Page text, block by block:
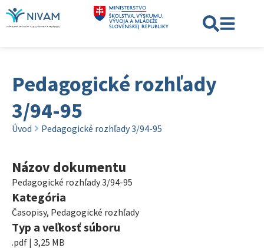
Pedagogické rozhľady
3/94-95
Úvod Pedagogické rozhľady 3/94-95
Názov dokumentu
Pedagogické rozhľady 3/94-95
Kategória
Časopisy, Pedagogické rozhľady
Typ a veľkosť súboru
.pdf | 3,25 MB